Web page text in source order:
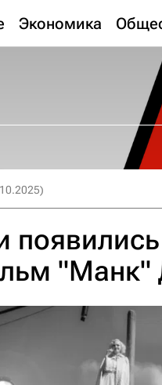
Экономика
"Манк"